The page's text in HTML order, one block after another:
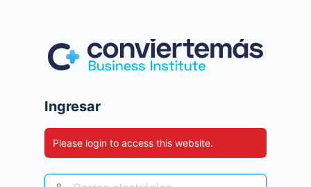
Ingresar
Please login to access this website.